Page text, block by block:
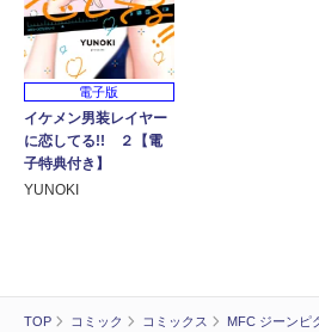
TOP コミック コミックス MFC ジーンピ
電子版
イケメン男装レイヤー
に恋してる!! ２【電
子特典付き】
YUNOKI